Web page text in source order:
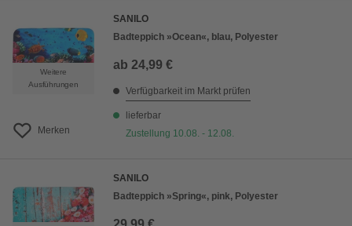
Weitere
Ausführungen
Merken
SANILO
Badteppich »Ocean«, blau, Polyester
ab 24,99 €
Verfügbarkeit im Markt prüfen
lieferbar
Zustellung 10.08. - 12.08.
SANILO
Badteppich »Spring«, pink, Polyester